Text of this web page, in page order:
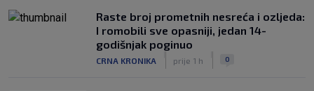
Raste broj prometnih nesreća i ozljeda:
I romobili sve opasniji, jedan 14-
godišnjak poginuo
CRNA KRONIKA prije 1 h 0